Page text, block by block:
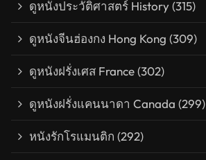
ดูหนังประวัติศาสตร์ History(315)
ดูหนังจีนฮ่องกง Hong Kong (309)
ดูหนังฝรั่งเศส France(302)
ดูหนังฝรั่งแคนนาดา Canada (299)
หนังรักโรแมนติก (292)